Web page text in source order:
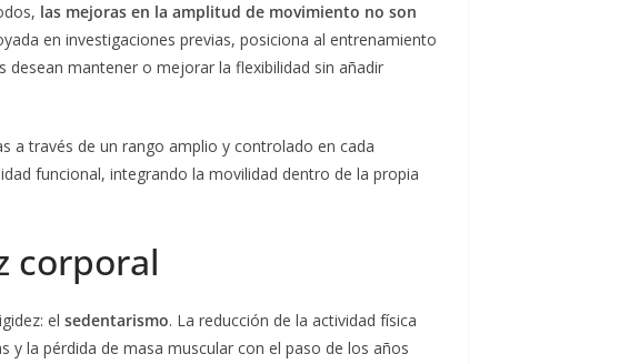
las mejoras en la amplitud de movimiento no son
en investigaciones previas, posiciona al entrenamiento
mantener o mejorar la flexibilidad sin añadir
a través de un rango amplio y controlado en cada
funcional, integrando la movilidad dentro de la propia
corporal
el sedentarismo. La reducción de la actividad física
la pérdida de masa muscular con el paso de los años